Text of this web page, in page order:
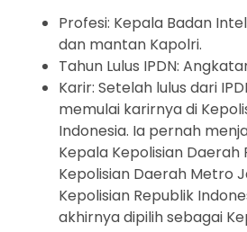
Profesi: Kepala Badan
dan mantan Kapolri.
Tahun Lulus IPDN:
Karir: Setelah lulus dari
memulai karirnya di
Indonesia. Ia pernah
Kepala Kepolisian Daerah
Kepolisian Daerah Metro
Kepolisian Republik
akhirnya dipilih sebagai